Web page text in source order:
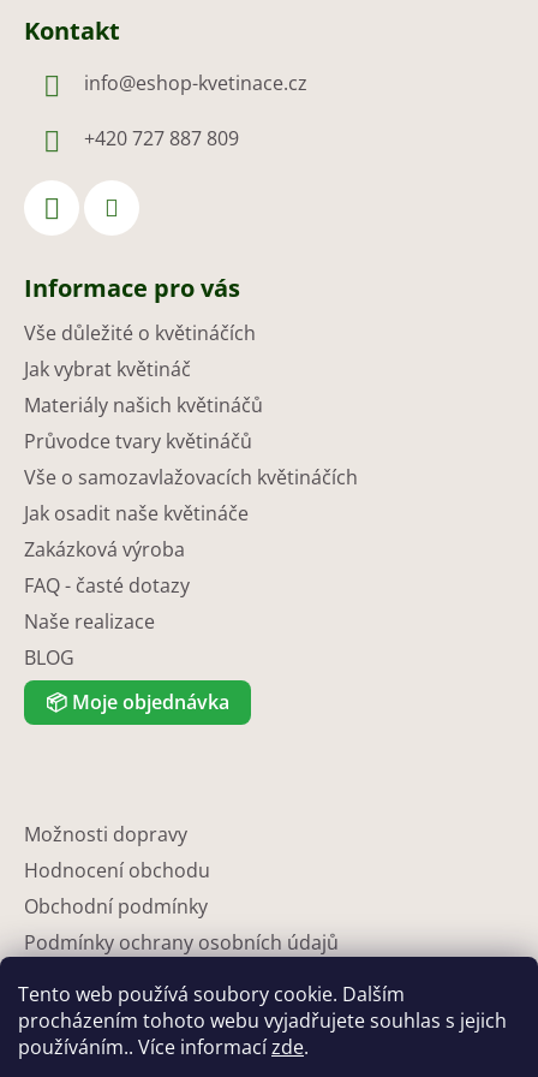
Tento web používá soubory cookie. Dalším
procházením tohoto webu vyjadřujete souhlas s jejich
používáním.. Více informacízde.
Kontakt
info@eshop-kvetinace.cz
+420 727 887 809
Informace pro vás
Vše důležité o květináčích
Jak vybrat květináč
Materiály našich květináčů
Průvodce tvary květináčů
Vše o samozavlažovacích květináčích
Jak osadit naše květináče
Zakázková výroba
FAQ - časté dotazy
Naše realizace
BLOG
📦 Moje objednávka
Možnosti dopravy
Hodnocení obchodu
Obchodní podmínky
Podmínky ochrany osobních údajů
Partneři
Kontakty